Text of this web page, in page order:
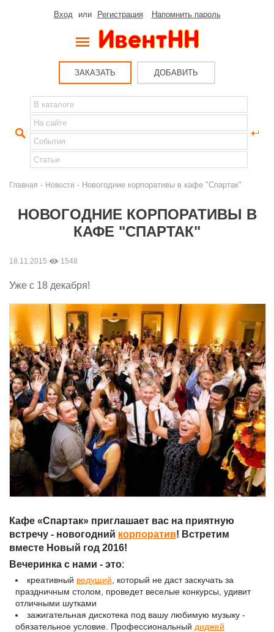
Вход или Регистрация Напомнить пароль
ЗАКАЗАТЬ ДОБАВИТЬ
Главная - Новости - Новогодние корпоративы в кафе "Спартак"
НОВОГОДНИЕ КОРПОРАТИВЫ В
КАФЕ "СПАРТАК"
18.11.2015 1548
Уже с 18 декабря!
Кафе «Спартак» приглашает вас на приятную
встречу - новогодний корпоратив! Встретим
вместе Новый год 2016!
Вечеринка с нами - это:
креативный ведущий , который не даст заскучать за
праздничным столом, проведет веселые конкурсы, удивит
отличными шутками
зажигательная дискотека под вашу любимую музыку -
обязательное условие. Профессиональный диджей